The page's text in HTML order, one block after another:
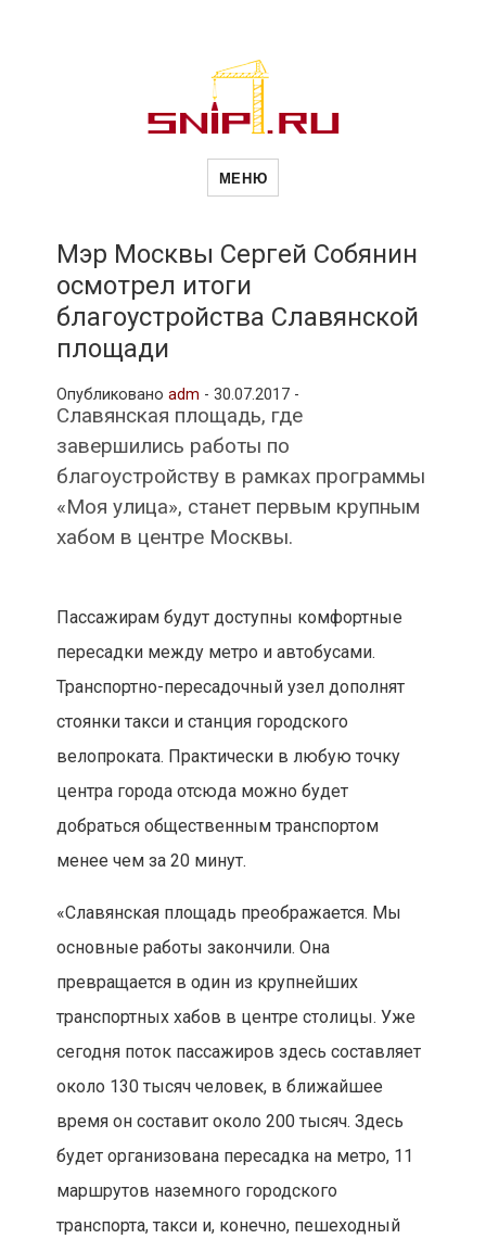
Новости
и
другие связанные со стройкой
рубрики
МЕНЮ
Мэр Москвы Сергей Собянин
осмотрел итоги
благоустройства Славянской
площади
Опубликовано adm - 30.07.2017 -
Славянская площадь, где
завершились работы по
благоустройству в рамках программы
«Моя улица», станет первым крупным
хабом в центре Москвы.
Пассажирам будут доступны комфортные
пересадки между метро и автобусами.
Транспортно-пересадочный узел дополнят
стоянки такси и станция городского
велопроката. Практически в любую точку
центра города отсюда можно будет
добраться общественным транспортом
менее чем за 20 минут.
«Славянская площадь преображается. Мы
основные работы закончили. Она
превращается в один из крупнейших
транспортных хабов в центре столицы. Уже
сегодня поток пассажиров здесь составляет
около 130 тысяч человек, в ближайшее
время он составит около 200 тысяч. Здесь
будет организована пересадка на метро, 11
маршрутов наземного городского
транспорта, такси и, конечно, пешеходный